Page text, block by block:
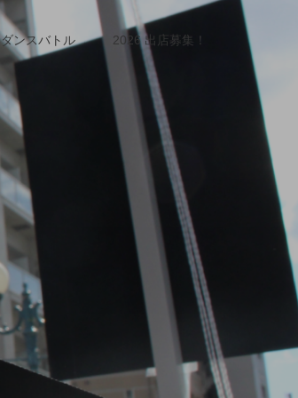
ダンスバトル 2026 出店募集！